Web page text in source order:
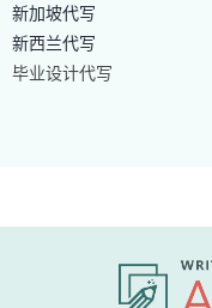
新加坡代写
新西兰代写
毕业设计代写